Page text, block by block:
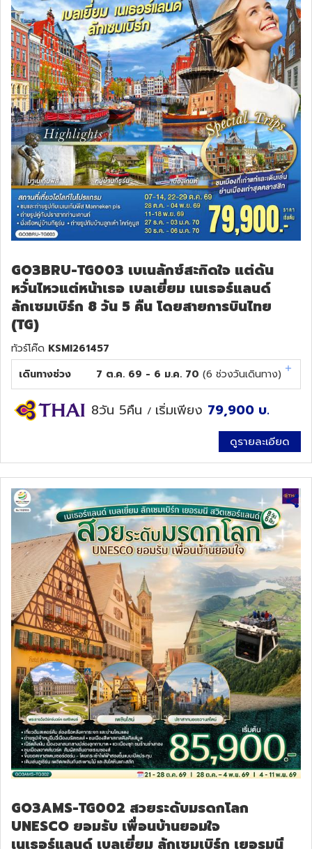
GO3BRU-TG003 เบเนลักซ์สะกิดใจ แต่ดัน
หวั่นไหวแต่หน้าเธอ เบลเยี่ยม เนเธอร์แลนด์
ลักเซมเบิร์ก 8 วัน 5 คืน โดยสายการบินไทย
(TG)
ทัวร์โค๊ด KSMI261457
เดินทางช่วง
7 ต.ค. 69 - 6 ม.ค. 70 (6 ช่วงวันเดินทาง)
8วัน 5คืน / เริ่มเพียง 79,900 บ.
ดูรายละเอียด
GO3AMS-TG002 สวยระดับมรดกโลก
UNESCO ยอมรับ เพื่อนบ้านยอมใจ
เนเธอร์แลนด์ เบลเยี่ยม ลักเซมเบิร์ก เยอรมนี